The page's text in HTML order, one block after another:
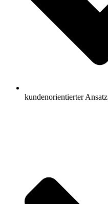
kundenorientierter Ansatz